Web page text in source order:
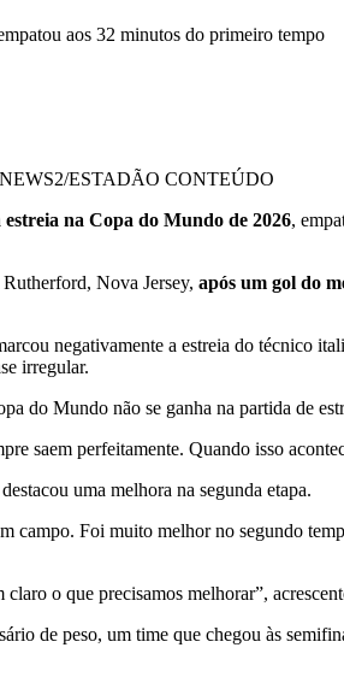
aos 32 minutos do primeiro tempo
ESTADÃO CONTEÚDO
estreia na Copa do Mundo de 2026,
Nova Jersey, após um gol do
negativamente a estreia do técnico
irregular.
do Mundo não se ganha na partida de
saem perfeitamente. Quando isso
uma melhora na segunda etapa.
campo. Foi muito melhor no segundo
o que precisamos melhorar”,
de peso, um time que chegou às